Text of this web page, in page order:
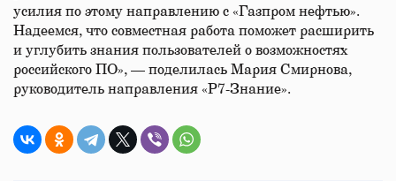
усилия по этому направлению с «Газпром нефтью».
Надеемся, что совместная работа поможет расширить
и углубить знания пользователей о возможностях
российского ПО», — поделилась Мария Смирнова,
руководитель направления «Р7-Знание».